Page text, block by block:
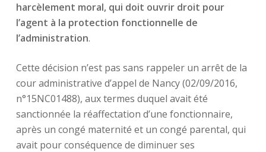
harcèlement moral, qui doit ouvrir droit pour
l’agent à la protection fonctionnelle de
l’administration.
Cette décision n’est pas sans rappeler un arrêt de la
cour administrative d’appel de Nancy (02/09/2016,
n°15NC01488), aux termes duquel avait été
sanctionnée la réaffectation d’une fonctionnaire,
après un congé maternité et un congé parental, qui
avait pour conséquence de diminuer ses